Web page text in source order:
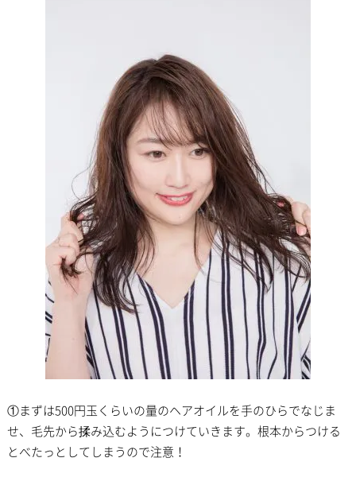
①まずは500円玉くらいの量のヘアオイルを手のひらでなじま
せ、毛先から揉み込むようにつけていきます。根本からつける
とべたっとしてしまうので注意！